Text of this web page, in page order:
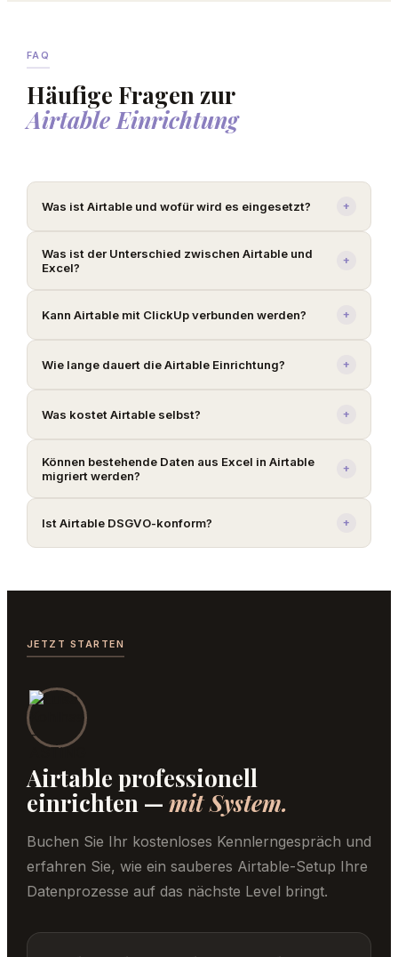
FAQ
Häufige Fragen zur
Airtable Einrichtung
Was ist Airtable und wofür wird es eingesetzt? +
Was ist der Unterschied zwischen Airtable und
Excel?
+
Kann Airtable mit ClickUp verbunden werden? +
Wie lange dauert die Airtable Einrichtung? +
Was kostet Airtable selbst? +
Können bestehende Daten aus Excel in Airtable
migriert werden?
+
Ist Airtable DSGVO-konform? +
JETZT STARTEN
Airtable professionell
einrichten — mit System.
Buchen Sie Ihr kostenloses Kennlerngespräch und
erfahren Sie, wie ein sauberes Airtable-Setup Ihre
Datenprozesse auf das nächste Level bringt.